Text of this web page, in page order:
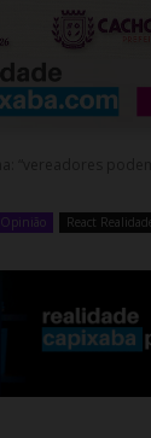
Opinião React